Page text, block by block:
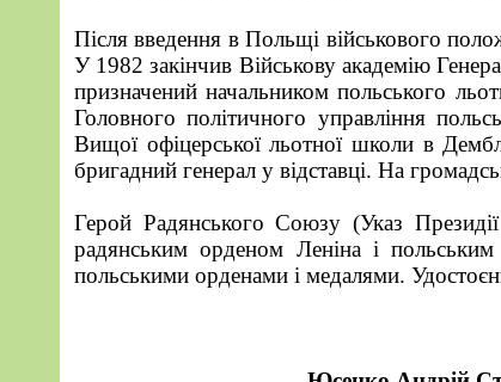
Після введення в Польщі військового
У 1982 закінчив Військову академію
призначений начальником польського
Головного політичного управління
Вищої офіцерської льотної школи в
бригадний генерал у відставці. На
Герой Радянського Союзу (Указ
радянським орденом Леніна і
польськими орденами і медалями.